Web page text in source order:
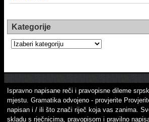
Kategorije
Kategorije
Ispravno napisane reči i pravopisne dileme
mjestu. Gramatika odvojeno - provjerite
napisan i / ili što znači riječ koja vas zanima.
skladu s rječnicima, pravopisom i pravilno